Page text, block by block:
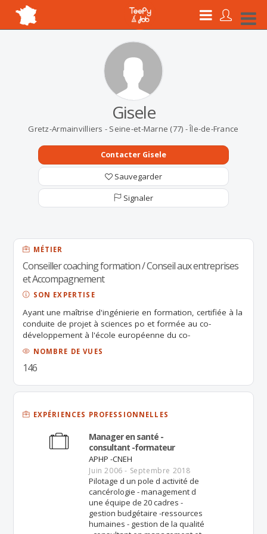
Gisele
Gretz-Armainvilliers - Seine-et-Marne (77) - Île-de-France
Contacter Gisele
Sauvegarder
Signaler
MÉTIER
Conseiller coaching formation / Conseil aux entreprises
et Accompagnement
SON EXPERTISE
Ayant une maîtrise d'ingénierie en formation, certifiée à la
conduite de projet à sciences po et formée au co-
développement à l'école européenne du co-
développement, ayant piloter moi-même plusieurs projets
je mets aujourd’hui mes compétences acquises au service
des juniors
NOMBRE DE VUES
146
EXPÉRIENCES PROFESSIONNELLES
Manager en santé -
consultant -formateur
APHP -CNEH
Juin 2006 - Septembre 2018
Pilotage d un pole d activité de
cancérologie - management d
une équipe de 20 cadres -
gestion budgétaire -ressources
humaines - gestion de la qualité